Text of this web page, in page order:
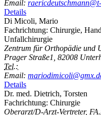
Email:
Details
Di Micoli, Mario
Fachrichtung: Chirurgie,
Unfallchirurgie
Zentrum für Orthopädie und
Prager Straße1, 82008
Tel.:
Email:
Details
Dr. med. Dietrich, Torsten
Fachrichtung: Chirurgie
Oberarzt/D-Arzt-Vertreter,